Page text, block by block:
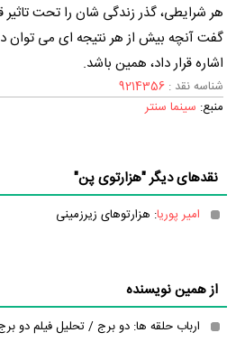
هر شرایطی، گذر زندگی شان را تحت تاثیر
گفت آنچه بیش از هر نتیجه ای می توان
اشاره قرار داد، همین باشد.
شناسه نقد : 9214356
منبع: سینما سنتر
نقدهای دیگر "هزارتوی پن"
امیر پوریا: هزارتوهای زیرزمینی
از همین نویسنده
ارباب حلقه ها: دو برج / تحليل فيلم دو